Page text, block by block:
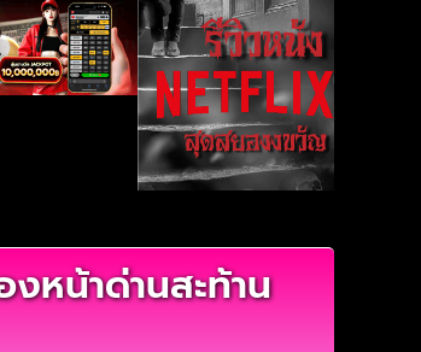
หน้าด่านสะท้าน